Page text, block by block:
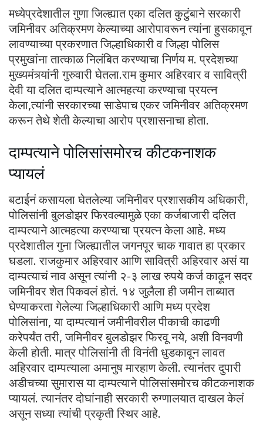
मध्येप्रदेशातील गुणा जिल्ह्यात एका दलित कुटुंबाने सरकारी
जमिनीवर अतिक्रमण केल्याच्या आरोपावरून त्यांना हुसकावून
लावण्याच्या प्रकरणात जिल्हाधिकारी व जिल्हा पोलिस
प्रमुखांना तात्काळ निलंबित करण्याचा निर्णय म. प्रदेशच्या
मुख्यमंत्र्यांनी गुरुवारी घेतला.राम कुमार अहिरवार व सावित्री
देवी या दलित दाम्पत्याने आत्महत्या करण्याचा प्रयत्न
केला,त्यांनी सरकारच्या साडेपाच एकर जमिनीवर अतिक्रमण
करून तेथे शेती केल्याचा आरोप प्रशासनाचा होता.
दाम्पत्याने पोलिसांसमोरच कीटकनाशक
प्यायलं
बटाईनं कसायला घेतलेल्या जमिनीवर प्रशासकीय अधिकारी,
पोलिसांनी बुलडोझर फिरवल्यामुळे एका कर्जबाजारी दलित
दाम्पत्याने आत्महत्या करण्याचा प्रयत्न केला आहे. मध्य
प्रदेशातील गुना जिल्ह्यातील जगनपूर चाक गावात हा प्रकार
घडला. राजकुमार अहिरवार आणि सावित्री अहिरवार असं या
दाम्पत्याचं नाव असून त्यांनी २-३ लाख रुपये कर्ज काढून सदर
जमिनीवर शेत पिकवलं होतं. १४ जुलैला ही जमीन ताब्यात
घेण्याकरता गेलेल्या जिल्हाधिकारी आणि मध्य प्रदेश
पोलिसांना, या दाम्पत्यानं जमीनीवरील पीकाची काढणी
करेपर्यंत तरी, जमिनीवर बुलडोझर फिरवू नये, अशी विनवणी
केली होती. मात्र पोलिसांनी ती विनंती धुडकावून लावत
अहिरवार दाम्पत्याला अमानुष मारहाण केली. त्यानंतर दुपारी
अडीचच्या सुमारास या दाम्पत्याने पोलिसांसमोरच कीटकनाशक
प्यायलं. त्यानंतर दोघांनाही सरकारी रुग्णालयात दाखल केलं
असून सध्या त्यांची प्रकृती स्थिर आहे.